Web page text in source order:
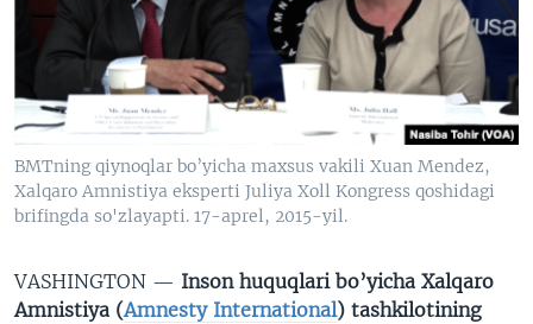
XABARLAR SURATLARDA
ODNOKLASSNIKI
TELEGRAM
TWITTER
SOUNDCLOUD
VOA
BMTning qiynoqlar bo’yicha maxsus vakili Xuan Mendez,
Xalqaro Amnistiya eksperti Juliya Xoll Kongress qoshidagi
brifingda so'zlayapti. 17-aprel, 2015-yil.
VASHINGTON — Inson huquqlari bo’yicha Xalqaro
Amnistiya (Amnesty International) tashkilotining